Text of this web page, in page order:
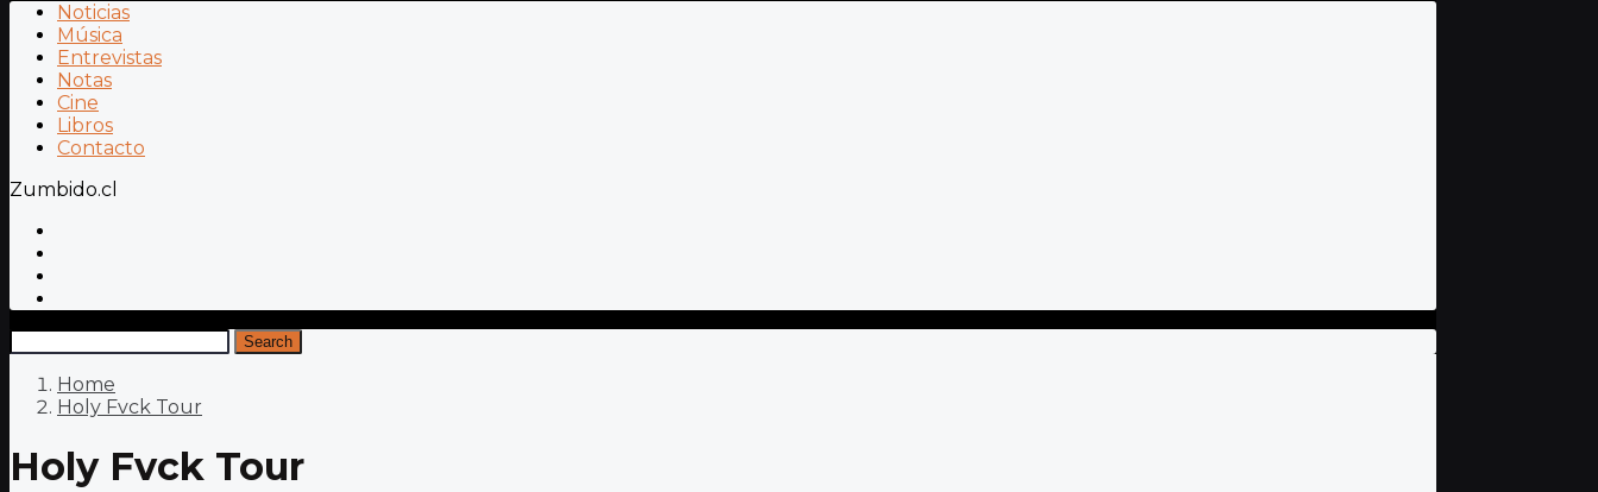
Noticias
Música
Entrevistas
Notas
Cine
Libros
Contacto
Zumbido.cl
Search
Home
Holy Fvck Tour
Holy Fvck Tour